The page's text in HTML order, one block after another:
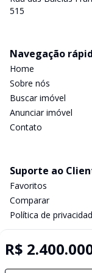
R$
515
Navegação
Home
Sobre nós
Buscar imóvel
Anunciar imóvel
Contato
Suporte ao
Favoritos
Comparar
Política de